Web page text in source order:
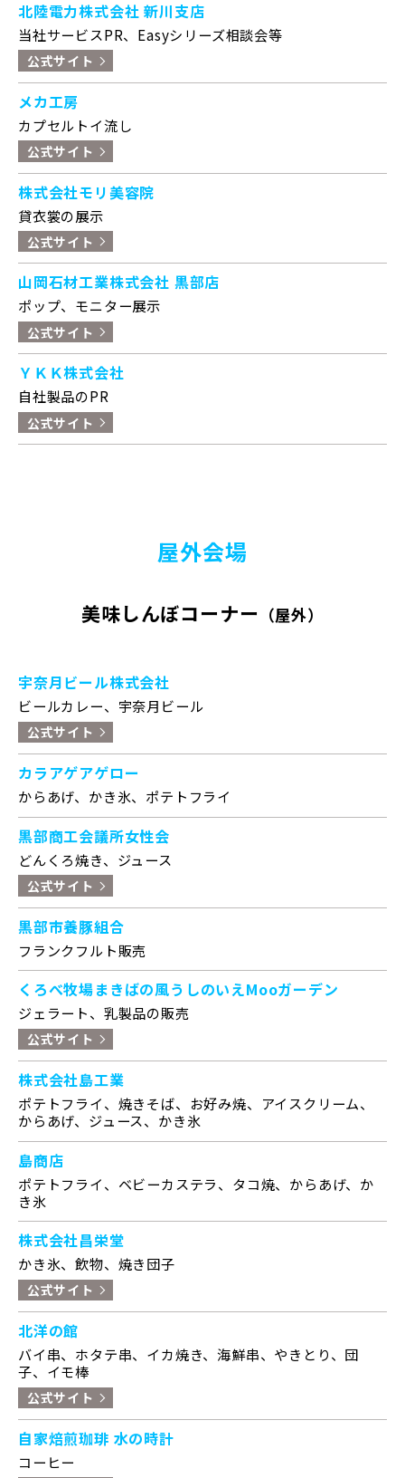
北陸電力株式会社 新川支店
当社サービスPR、Easyシリーズ相談会等
公式サイト
メカ工房
カプセルトイ流し
公式サイト
株式会社モリ美容院
貸衣裳の展示
公式サイト
山岡石材工業株式会社 黒部店
ポップ、モニター展示
公式サイト
ＹＫＫ株式会社
自社製品のPR
公式サイト
屋外会場
美味しんぼコーナー （屋外）
宇奈月ビール株式会社
ビールカレー、宇奈月ビール
公式サイト
カラアゲアゲロー
からあげ、かき氷、ポテトフライ
黒部商工会議所女性会
どんくろ焼き、ジュース
公式サイト
黒部市養豚組合
フランクフルト販売
くろべ牧場まきばの風うしのいえMooガーデン
ジェラート、乳製品の販売
公式サイト
株式会社島工業
ポテトフライ、焼きそば、お好み焼、アイスクリーム、
からあげ、ジュース、かき氷
島商店
ポテトフライ、ベビーカステラ、タコ焼、からあげ、か
き氷
株式会社昌栄堂
かき氷、飲物、焼き団子
公式サイト
北洋の館
バイ串、ホタテ串、イカ焼き、海鮮串、やきとり、団
子、イモ棒
公式サイト
自家焙煎珈琲 水の時計
コーヒー